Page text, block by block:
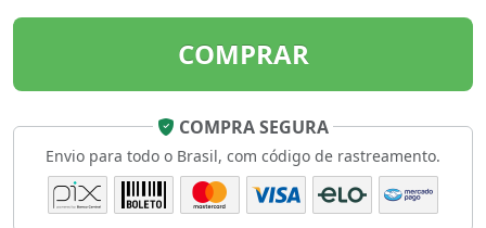
COMPRAR
COMPRA SEGURA
Envio para todo o Brasil, com código de rastreamento.